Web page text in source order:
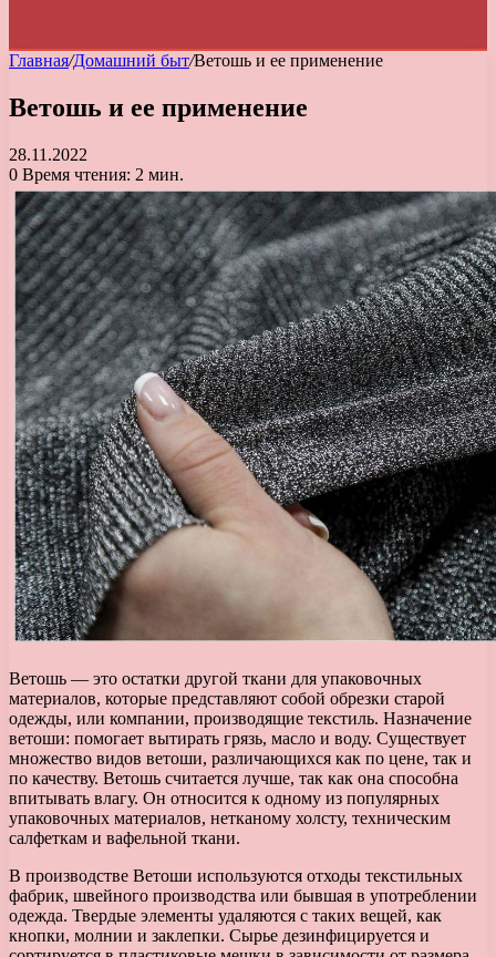
Главная/Домашний быт/Ветошь и ее применение
Ветошь и ее применение
28.11.2022
0 Время чтения: 2 мин.
Ветошь — это остатки другой ткани для упаковочных
материалов, которые представляют собой обрезки старой
одежды, или компании, производящие текстиль. Назначение
ветоши: помогает вытирать грязь, масло и воду. Существует
множество видов ветоши, различающихся как по цене, так и
по качеству. Ветошь считается лучше, так как она способна
впитывать влагу. Он относится к одному из популярных
упаковочных материалов, нетканому холсту, техническим
салфеткам и вафельной ткани.
В производстве Ветоши используются отходы текстильных
фабрик, швейного производства или бывшая в употреблении
одежда. Твердые элементы удаляются с таких вещей, как
кнопки, молнии и заклепки. Сырье дезинфицируется и